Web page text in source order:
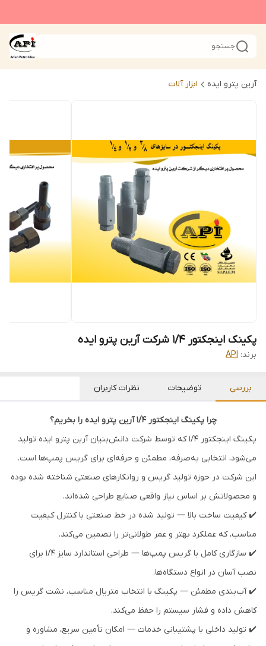
جستجو
آرین پترو ایده ابزار آلات
پکینک اینجکتور 1/4 شرکت آرین پترو ایده
برند: API
بررسی توضیحات نظرات کاربران
چرا پکینگ اینجکتور 1/4 آرین پترو ایده را بخریم؟
پکینگ اینجکتور 1/4 که توسط شرکت دانش‌بنیان آرین پترو ایده تولید
می‌شود، انتخابی به‌صرفه، مطمئن و حرفه‌ای برای گریس پمپ‌ها است.
این شرکت در حوزه تولید گریس و روانکارهای صنعتی شناخته شده بوده
و محصولاتش بر اساس نیاز واقعی صنایع طراحی شده‌اند.
✔️ کیفیت ساخت بالا — تولید شده در خط صنعتی با کنترل کیفیت
مناسب، که عملکرد بهتر و عمر طولانی‌تر را تضمین می‌کند.
✔️ سازگاری کامل با گریس پمپ‌ها — طراحی استاندارد سایز 1/4 برای
نصب آسان در انواع دستگاه‌ها.
✔️ آب‌بندی مطمئن — پکینگ با انتخاب متریال مناسب، نشت گریس را
کاهش داده و فشار سیستم را حفظ می‌کند.
✔️ تولید داخلی با پشتیبانی خدمات — امکان تأمین سریع، مشاوره و